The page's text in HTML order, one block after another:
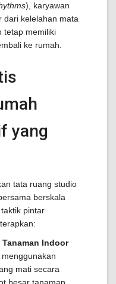
), karyawan
dari kelelahan mata
tetap memiliki
ke rumah.
yang
tata ruang studio
berskala
pintar
Indoor
mati secara